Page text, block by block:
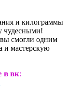
и килограммы
чудесными!
смогли одним
и мастерскую
в вк: